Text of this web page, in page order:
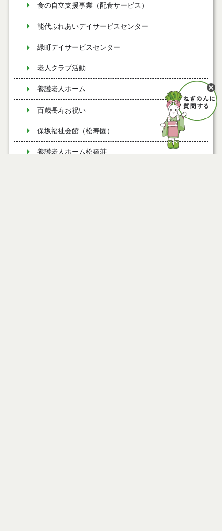
食の自立支援事業（配食サービス）
能代ふれあいデイサービスセンター
緑町デイサービスセンター
老人クラブ活動
養護老人ホーム
百歳長寿お祝い
保坂福祉会館（松寿園）
養護老人ホーム松籟荘